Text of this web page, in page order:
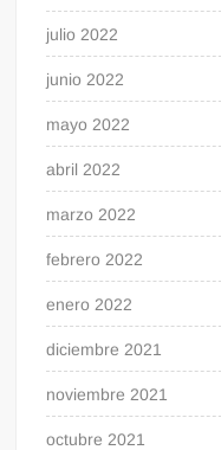
julio 2022
junio 2022
mayo 2022
abril 2022
marzo 2022
febrero 2022
enero 2022
diciembre 2021
noviembre 2021
octubre 2021